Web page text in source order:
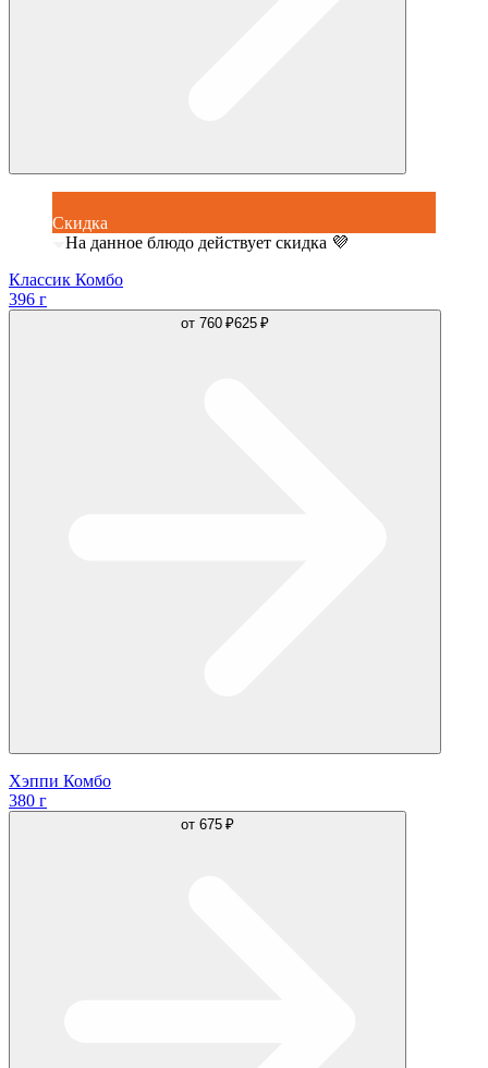
Скидка
На данное блюдо действует скидка 💜
Классик Комбо
396 г
от 760 ₽625 ₽
Хэппи Комбо
380 г
от 675 ₽